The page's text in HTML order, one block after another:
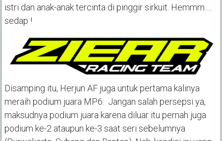
istri dan anak-anak tercinta di pinggir sirkuit. Hemmm….
sedap !
Disamping itu, Herjun AF juga untuk pertama kalinya
meraih podium juara MP6. Jangan salah persepsi ya,
maksudnya podium juara karena diluar itu pernah juga
podium ke-2 ataupun ke-3 saat seri sebelumnya